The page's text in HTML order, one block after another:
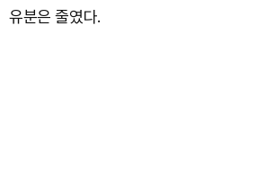
유분은 줄였다.